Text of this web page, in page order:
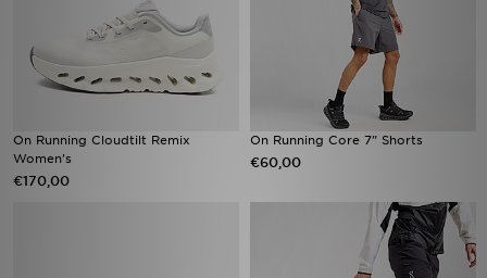
On Running Cloudtilt Remix
Women's
€170,00
On Running Core 7" Shorts
€60,00